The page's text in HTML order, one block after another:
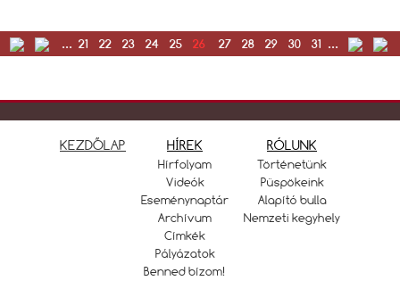
... 21 22 23 24 25 26 27 28 29 30 31 ...
KEZDŐLAP HÍREK
Hírfolyam
Videók
Eseménynaptár
Archívum
Címkék
Pályázatok
Benned bízom!
RÓLUNK
Történetünk
Püspökeink
Alapító bulla
Nemzeti kegyhely